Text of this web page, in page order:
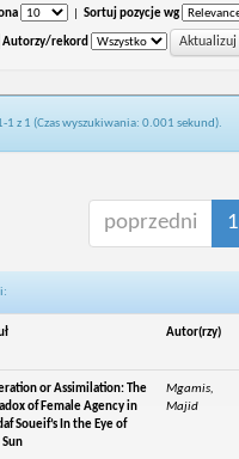
Sortuj pozycje wg
Autorzy/rekord
1 z 1 (Czas wyszukiwania: 0.001 sekund).
poprzedni 1
Autor(rzy)
or Assimilation: The
of Female Agency in
Soueif’s In the Eye of
Mgamis,
Majid